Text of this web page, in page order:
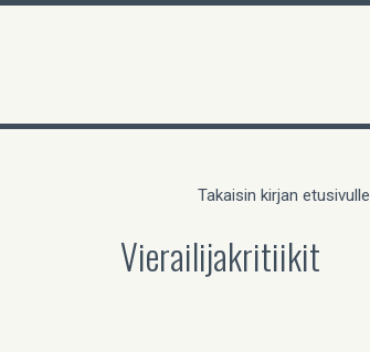
Takaisin kirjan etusivulle
Vierailijakritiikit